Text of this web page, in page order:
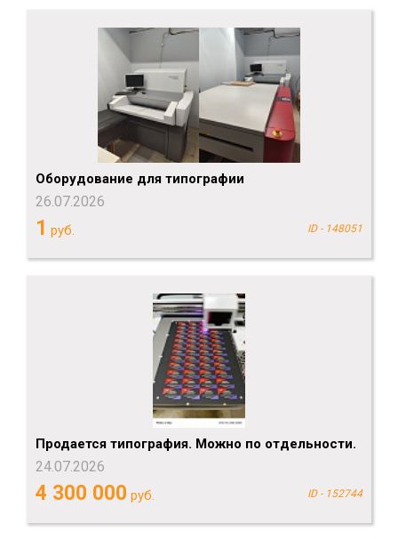
Оборудование для типографии
26.07.2026
1 руб. ID - 148051
Продается типография. Можно по отдельности.
24.07.2026
4 300 000 руб. ID - 152744